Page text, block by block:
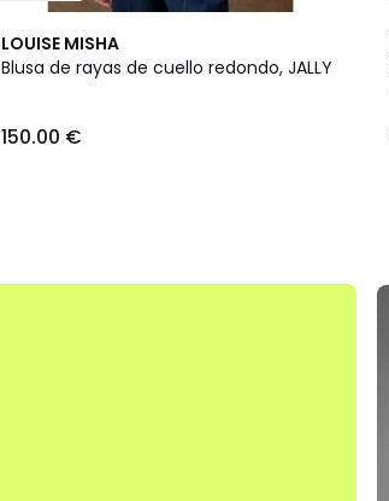
LOUISE MISHA
Blusa de rayas de cuello redondo, JALLY
150.00 €